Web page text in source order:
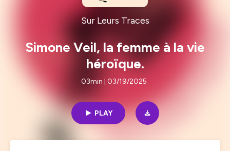
Sur Leurs Traces
Simone Veil, la femme à la vie
héroïque.
03min | 03/19/2025
PLAY